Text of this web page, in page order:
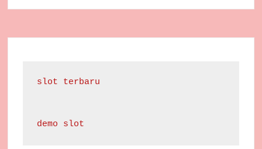
slot terbaru
demo slot